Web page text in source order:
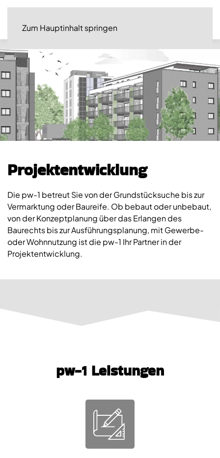
Zum Hauptinhalt springen
Projektentwicklung
Die pw-1 betreut Sie von der Grundstücksuche bis zur
Vermarktung oder Baureife. Ob bebaut oder unbebaut,
von der Konzeptplanung über das Erlangen des
Baurechts bis zur Ausführungsplanung, mit Gewerbe-
oder Wohnnutzung ist die pw-1 Ihr Partner in der
Projektentwicklung.
pw-1 Leistungen